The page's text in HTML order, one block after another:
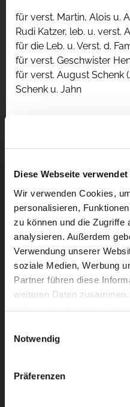
Diese Webseite
Wir verwenden Cookies,
personalisieren,
zu können und die Zugriffe
analysieren. Außerdem
Verwendung unserer
soziale Medien, Werbung
Partner führen diese
weiteren Daten
Notwendig
Präferenzen
für verst. Martin, Alois u.
Rudi Katzer, leb. u. verst.
für die Leb. u. Verst. d.
für verst. Geschwister
für verst. August Schenk
Schenk u. Jahn